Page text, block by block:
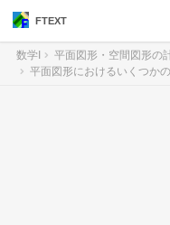
FTEXT
数学I 平面図形・空間図形の
平面図形におけるいくつか